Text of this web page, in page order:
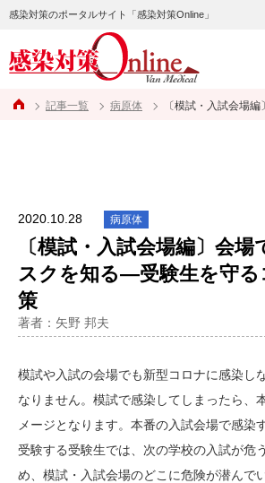
感染対策のポータルサイト「感染対策Online」
記事一覧 病原体 〔模試・入試会場編〕会場でのコロ
2020.10.28 病原体
〔模試・入試会場編〕会
スクを知る―受験生を守る
策
著者：矢野 邦夫
模試や入試の会場でも新型コロナに感染し
なりません。模試で感染してしまったら、
メージとなります。本番の入試会場で感染
受験する受験生では、次の学校の入試が危
め、模試・入試会場のどこに危険が潜んで